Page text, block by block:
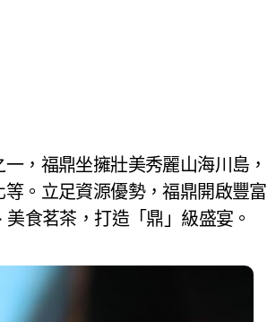
，福鼎坐擁壯美秀麗山海川島，
。立足資源優勢，福鼎開啟豐富
食茗茶，打造「鼎」級盛宴。